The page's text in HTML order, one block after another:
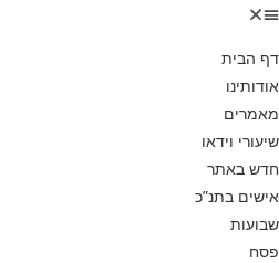
דף הבית
אודותינו
מאמרים
שיעורי וידאו
חדש באתר
אישים בתנ”כ
שבועות
פסח